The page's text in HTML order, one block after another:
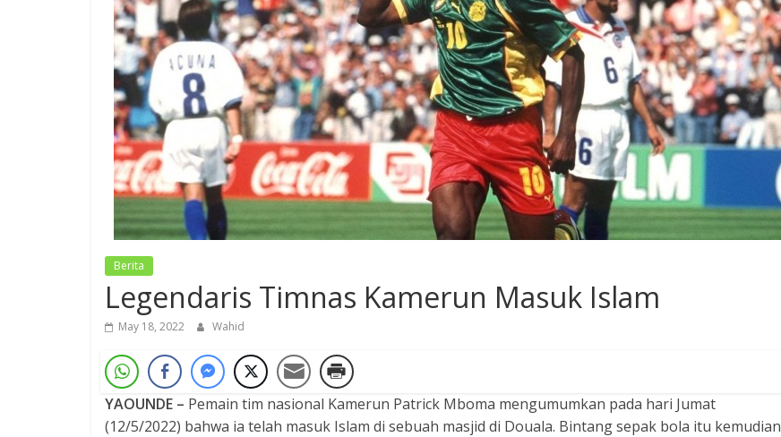
Berita
Legendaris Timnas Kamerun Masuk Islam
May 18, 2022 Wahid
YAOUNDE – Pemain tim nasional Kamerun Patrick Mboma mengumumkan pada hari Jumat
(12/5/2022) bahwa ia telah masuk Islam di sebuah masjid di Douala. Bintang sepak bola itu kemudian